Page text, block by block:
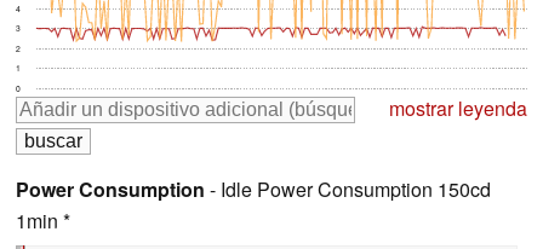
0
1
2
3
4
mostrar leyenda
Power Consumption - Idle Power Consumption 150cd
1min *